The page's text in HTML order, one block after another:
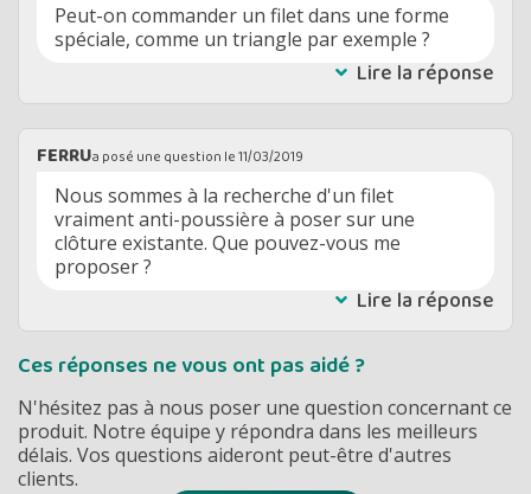
Peut-on commander un filet dans une forme
spéciale, comme un triangle par exemple ?
Lire la réponse
FERRUa posé une question le11/03/2019
Nous sommes à la recherche d'un filet
vraiment anti-poussière à poser sur une
clôture existante. Que pouvez-vous me
proposer ?
Lire la réponse
Ces réponses ne vous ont pas aidé ?
N'hésitez pas à nous poser une question concernant ce
produit. Notre équipe y répondra dans les meilleurs
délais. Vos questions aideront peut-être d'autres
clients.